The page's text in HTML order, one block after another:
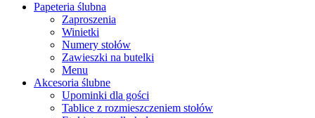
Papeteria ślubna
Zaproszenia
Winietki
Numery stołów
Zawieszki na butelki
Menu
Akcesoria ślubne
Upominki dla gości
Tablice z rozmieszczeniem stołów